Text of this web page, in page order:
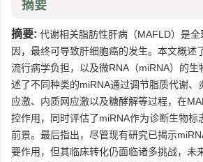
摘要
摘要: 代谢相关脂肪性肝病（MAFLD）是
因，最终可导致肝细胞癌的发生。本文概述
流行病学负担，以及微RNA（miRNA）的生
述了不同种类的miRNA通过调节脂质代谢、
应激、内质网应激以及糖酵解等过程，在
控作用，同时评估了miRNA作为诊断生物标
前景。最后指出，尽管现有研究已揭示
要作用，但其临床转化仍面临诸多挑战，未